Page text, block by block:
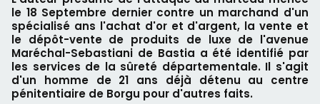
le 18 Septembre dernier contre un marchand d'un
spécialisé ans l'achat d'or et d'argent, la vente et
le dépôt-vente de produits de luxe de l'avenue
Maréchal-Sebastiani de Bastia a été identifié par
les services de la sûreté départementale. Il s'agit
d'un homme de 21 ans déjà détenu au centre
pénitentiaire de Borgu pour d'autres faits.